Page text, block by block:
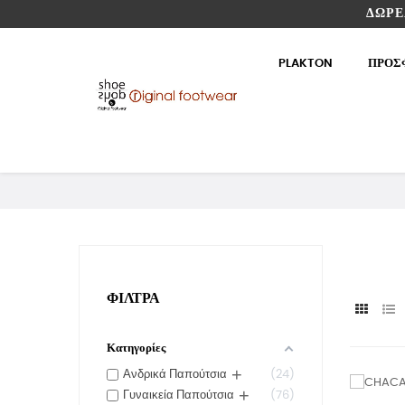
PLAKTON
ΦΊΛΤΡΑ
Κατηγορίες
Ανδρικά Παπούτσια +
24
Γυναικεία Παπούτσια +
76